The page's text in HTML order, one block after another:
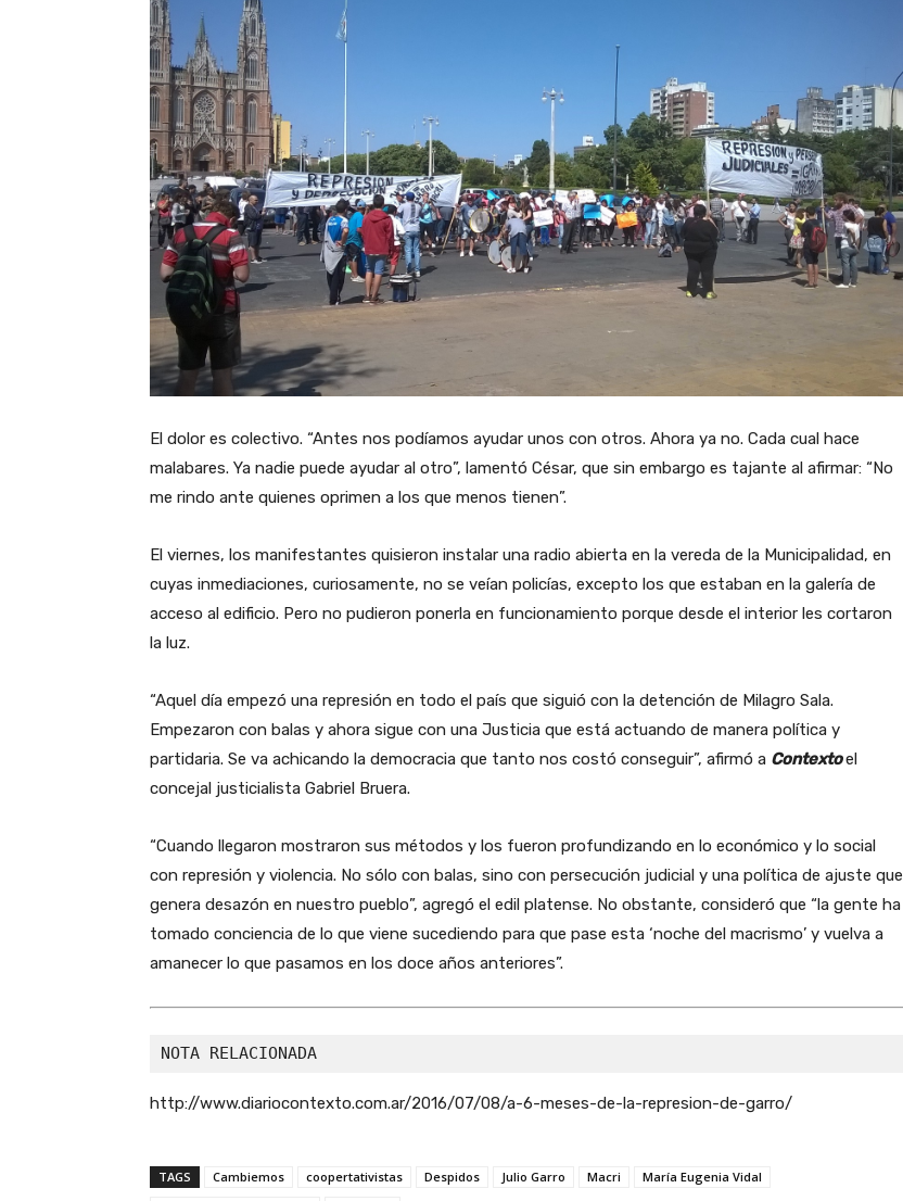
El dolor es colectivo. “Antes nos podíamos ayudar unos con otros. Ahora ya no. Cada cual hace
malabares. Ya nadie puede ayudar al otro”, lamentó César, que sin embargo es tajante al afirmar: “No
me rindo ante quienes oprimen a los que menos tienen”.
El viernes, los manifestantes quisieron instalar una radio abierta en la vereda de la Municipalidad, en
cuyas inmediaciones, curiosamente, no se veían policías, excepto los que estaban en la galería de
acceso al edificio. Pero no pudieron ponerla en funcionamiento porque desde el interior les cortaron
la luz.
“Aquel día empezó una represión en todo el país que siguió con la detención de Milagro Sala.
Empezaron con balas y ahora sigue con una Justicia que está actuando de manera política y
partidaria. Se va achicando la democracia que tanto nos costó conseguir”, afirmó a Contextoel
concejal justicialista Gabriel Bruera.
“Cuando llegaron mostraron sus métodos y los fueron profundizando en lo económico y lo social
con represión y violencia. No sólo con balas, sino con persecución judicial y una política de ajuste que
genera desazón en nuestro pueblo”, agregó el edil platense. No obstante, consideró que “la gente ha
tomado conciencia de lo que viene sucediendo para que pase esta ‘noche del macrismo’ y vuelva a
amanecer lo que pasamos en los doce años anteriores”.
NOTA RELACIONADA
http://www.diariocontexto.com.ar/2016/07/08/a-6-meses-de-la-represion-de-garro/
TAGS Cambiemos coopertativistas Despidos Julio Garro Macri
María Eugenia Vidal